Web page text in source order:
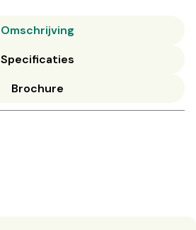
Omschrijving
Specificaties
Brochure